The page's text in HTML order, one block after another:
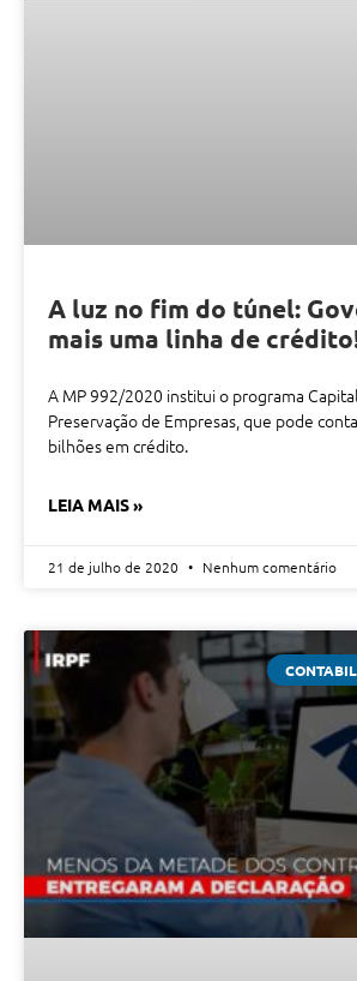
A luz no fim do túnel:
mais uma linha de
A MP 992/2020 institui o programa
Preservação de Empresas, que pode
bilhões em crédito.
LEIA MAIS »
21 de julho de 2020 Nenhum comentário